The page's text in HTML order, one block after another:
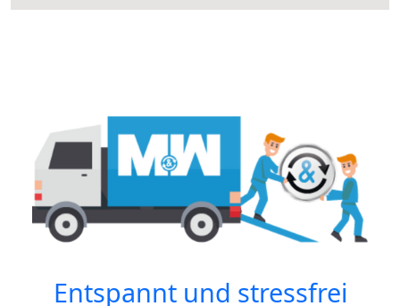
Entspannt und stressfrei